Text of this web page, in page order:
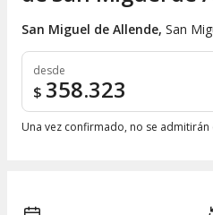
San Miguel de Allende, San
desde
$ 358.323
Una vez confirmado, no se